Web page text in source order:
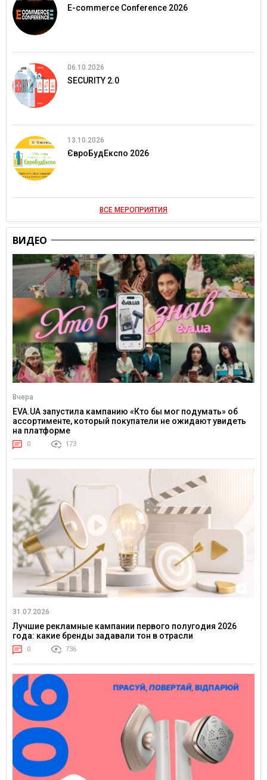
E-commerce Conference 2026
06.10.2026
SECURITY 2.0
13.10.2026
ЄвроБудЕкспо 2026
ВСЕ МЕРОПРИЯТИЯ
ВИДЕО
Вчера
EVA.UA запустила кампанию «Кто бы мог подумать» об
ассортименте, который покупатели не ожидают увидеть
на платформе
0 173
31.07.2026
Лучшие рекламные кампании первого полугодия 2026
года: какие бренды задавали тон в отрасли
0 736